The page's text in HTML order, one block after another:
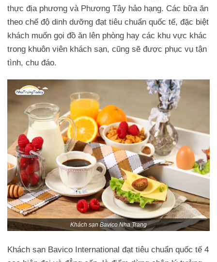
thực địa phương và Phương Tây hảo hạng. Các bữa ăn
theo chế độ dinh dưỡng đạt tiêu chuẩn quốc tế, đặc biệt
khách muốn gọi đồ ăn lên phòng hay các khu vực khác
trong khuôn viên khách sạn, cũng sẽ được phục vụ tận
tình, chu đáo.
Khách sạn Bavico Nha Trang
Khách sạn Bavico International đạt tiêu chuẩn quốc tế 4